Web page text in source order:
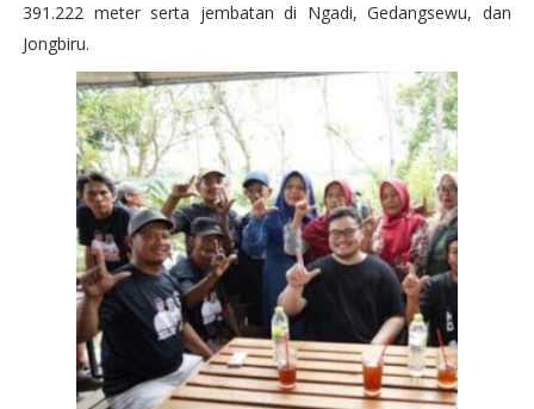
391.222 meter serta jembatan di Ngadi, Gedangsewu, dan
Jongbiru.